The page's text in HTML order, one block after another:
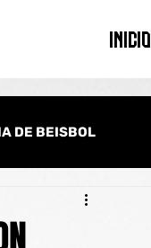
INICIO
DE BEISBOL
Mundial de Beisbol